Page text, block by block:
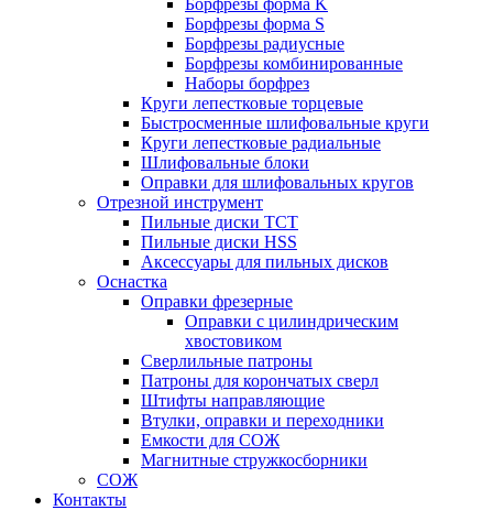
Борфрезы форма S
Борфрезы радиусные
Борфрезы комбинированные
Наборы борфрез
Круги лепестковые торцевые
Быстросменные шлифовальные круги
Круги лепестковые радиальные
Шлифовальные блоки
Оправки для шлифовальных кругов
Отрезной инструмент
Пильные диски ТСТ
Пильные диски HSS
Аксессуары для пильных дисков
Оснастка
Оправки фрезерные
Оправки с цилиндрическим
хвостовиком
Сверлильные патроны
Патроны для корончатых сверл
Штифты направляющие
Втулки, оправки и переходники
Емкости для СОЖ
Магнитные стружкосборники
СОЖ
Контакты